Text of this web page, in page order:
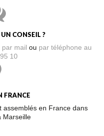
CONSEIL ?
par mail ou par téléphone au
10
FRANCE
assemblés en France dans
Marseille